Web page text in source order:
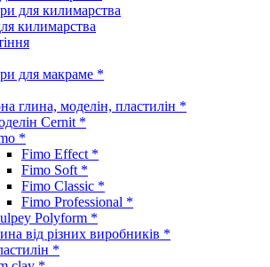
для килимарства
килимарства
для макраме *
глина, моделін, пластилін *
Cernit *
*
Fimo Effect *
Fimo Soft *
Fimo Classic *
Fimo Professional *
Polyform *
від різних виробників *
*